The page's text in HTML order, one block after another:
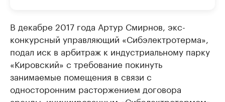
В декабре 2017 года Артур Смирнов, экс-
конкурсный управляющий «Сибэлектротерма»,
подал иск в арбитраж к индустриальному парку
«Кировский» с требование покинуть
занимаемые помещения в связи с
односторонним расторжением договора